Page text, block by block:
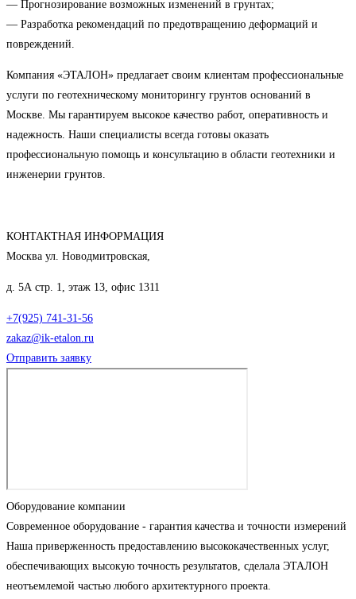
— Прогнозирование возможных изменений в грунтах;
— Разработка рекомендаций по предотвращению деформаций и
повреждений.
Компания «ЭТАЛОН» предлагает своим клиентам профессиональные
услуги по геотехническому мониторингу грунтов оснований в
Москве. Мы гарантируем высокое качество работ, оперативность и
надежность. Наши специалисты всегда готовы оказать
профессиональную помощь и консультацию в области геотехники и
инженерии грунтов.
КОНТАКТНАЯ ИНФОРМАЦИЯ
Москва ул. Новодмитровская,
д. 5А стр. 1, этаж 13, офис 1311
+7(925) 741-31-56
zakaz@ik-etalon.ru
Отправить заявку
Оборудование компании
Современное оборудование - гарантия качества и точности измерений
Наша приверженность предоставлению высококачественных услуг,
обеспечивающих высокую точность результатов, сделала ЭТАЛОН
неотъемлемой частью любого архитектурного проекта.